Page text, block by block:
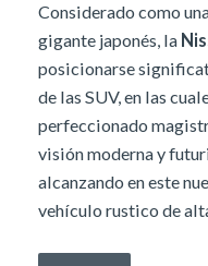
Considerado como
gigante japonés, la
posicionarse
de las SUV, en las
perfeccionado
visión moderna y
alcanzando en este
vehículo rustico de